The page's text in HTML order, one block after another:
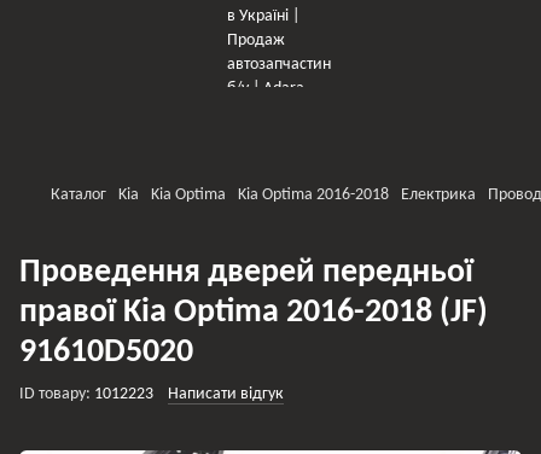
Каталог Kia Kia Optima Kia Optima 2016-2018 Електрика
Проведення дверей передньої
правої Kia Optima 2016-2018 (JF)
91610D5020
ID товару: 1012223 Написати відгук